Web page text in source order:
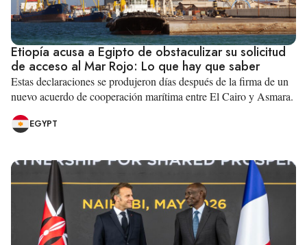
Etiopía acusa a Egipto de obstaculizar su solicitud
de acceso al Mar Rojo: Lo que hay que saber
Estas declaraciones se produjeron días después de la firma de un
nuevo acuerdo de cooperación marítima entre El Cairo y Asmara.
EGYPT